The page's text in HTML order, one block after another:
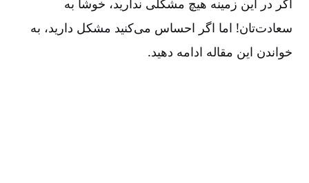
اگر در این زمینه هیچ مشکلی ندارید، خوشا به
سعادت‌تان! اما اگر احساس می‌کنید مشکل دارید، به
خواندن این مقاله ادامه دهید.